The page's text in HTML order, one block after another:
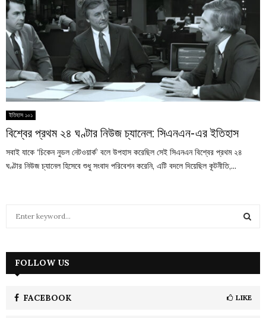
ইতিহাস ১০১
বিশ্বের প্রথম ২৪ ঘণ্টার নিউজ চ্যানেল: সিএনএন-এর ইতিহাস
সবাই যাকে ‘চিকেন নুডল নেটওয়ার্ক’ বলে উপহাস করেছিল সেই সিএনএন বিশ্বের প্রথম ২৪
ঘণ্টার নিউজ চ্যানেল হিসেবে শুধু সংবাদ পরিবেশন করেনি, এটি বদলে দিয়েছিল কূটনীতি,...
h
FOLLOW US
FACEBOOK LIKE